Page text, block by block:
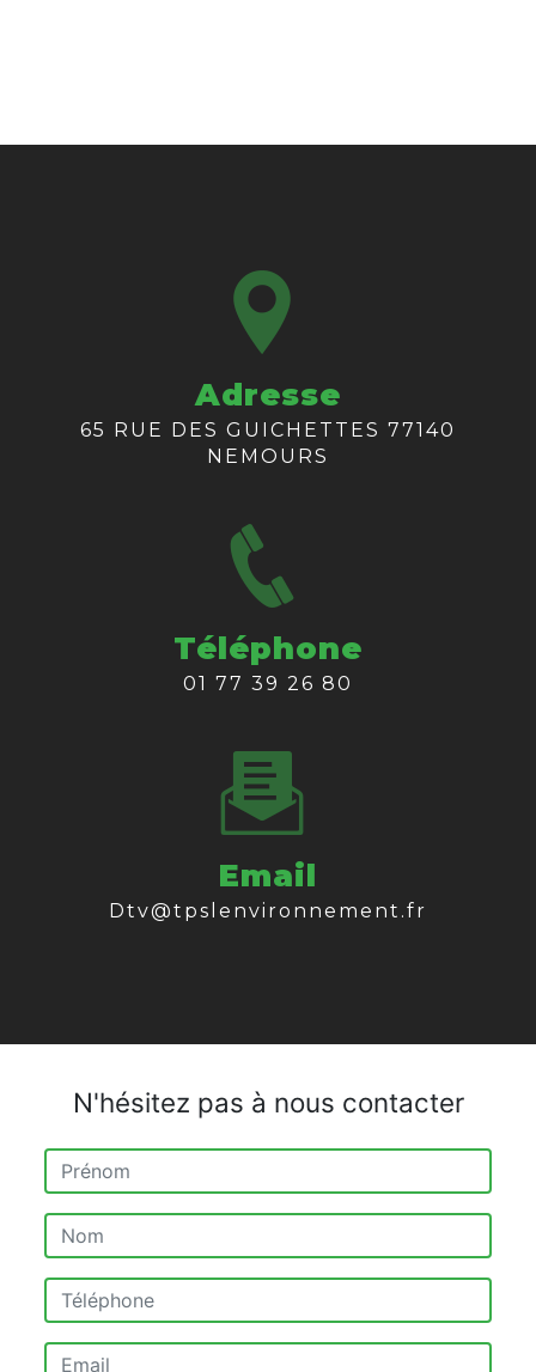
Adresse
65 RUE DES GUICHETTES 77140
NEMOURS
Téléphone
01 77 39 26 80
Email
dtv@tpslenvironnement.fr
N'hésitez pas à nous contacter